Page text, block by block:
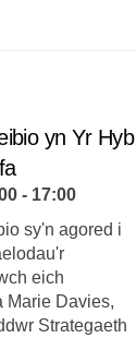
yn Yr Hyb
- 17:00
sy'n agored i
eich
Marie Davies,
Strategaeth